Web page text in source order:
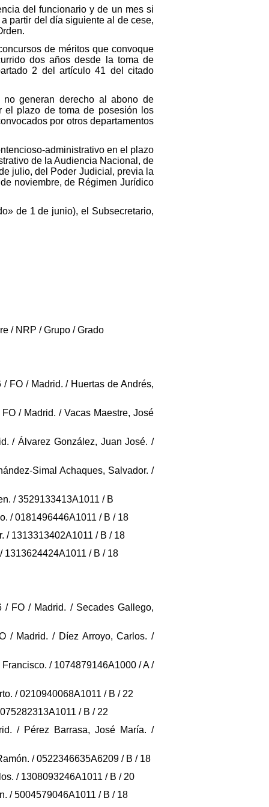
del funcionario y de un mes si
partir del día siguiente al de cese,
de méritos que convoque
dos años desde la toma de
2 del artículo 41 del citado
no generan derecho al abono de
el plazo de toma de posesión los
por otros departamentos
administrativo en el plazo
de la Audiencia Nacional, de
julio, del Poder Judicial, previa la
noviembre, de Régimen Jurídico
de 1 de junio), el Subsecretario,
/ NRP / Grupo / Grado
FO / Madrid. / Huertas de Andrés,
/ Madrid. / Vacas Maestre, José
/ Álvarez González, Juan José. /
Simal Achaques, Salvador. /
/ 3529133413A1011 / B
/ 0181496446A1011 / B / 18
/ 1313313402A1011 / B / 18
1313624424A1011 / B / 18
FO / Madrid. / Secades Gallego,
/ Madrid. / Díez Arroyo, Carlos. /
/ 1074879146A1000 / A /
/ 0210940068A1011 / B / 22
/ B / 22
/ Pérez Barrasa, José María. /
/ 0522346635A6209 / B / 18
/ 1308093246A1011 / B / 20
/ 5004579046A1011 / B / 18